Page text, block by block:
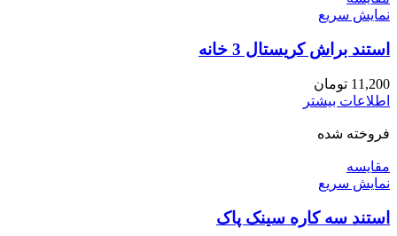
نمایش سریع
استند براش کریستال 3 خانه
11,200 تومان
اطلاعات بیشتر
فروخته شده
مقايسه
نمایش سریع
استند سه کاره سینک پاک